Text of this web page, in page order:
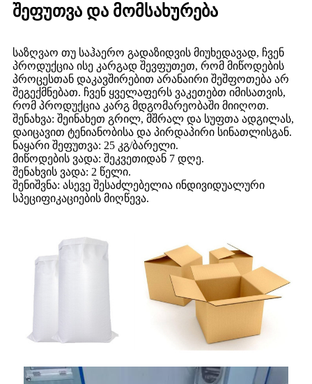
შეფუთვა და მომსახურება
საზღვაო თუ საჰაერო გადაზიდვის მიუხედავად, ჩვენ
პროდუქცია ისე კარგად შევფუთეთ, რომ მიწოდების
პროცესთან დაკავშირებით არანაირი შეშფოთება არ
შეგექმნებათ. ჩვენ ყველაფერს ვაკეთებთ იმისათვის,
რომ პროდუქცია კარგ მდგომარეობაში მიიღოთ.
შენახვა: შეინახეთ გრილ, მშრალ და სუფთა ადგილას,
დაიცავით ტენიანობისა და პირდაპირი სინათლისგან.
ნაყარი შეფუთვა: 25 კგ/ბარელი.
მიწოდების ვადა: შეკვეთიდან 7 დღე.
შენახვის ვადა: 2 წელი.
შენიშვნა: ასევე შესაძლებელია ინდივიდუალური
სპეციფიკაციების მიღწევა.